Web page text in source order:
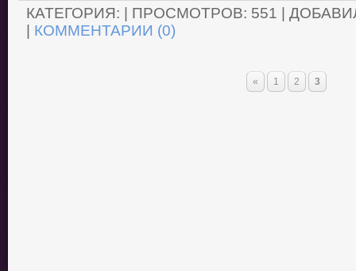
КАТЕГОРИЯ:
| ПРОСМОТРОВ: 551 |
КОММЕНТАРИИ (0)
« 1 2 3